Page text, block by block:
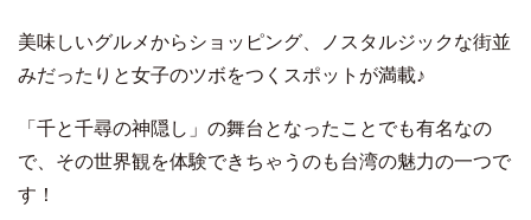
美味しいグルメからショッピング、ノスタルジックな街並
みだったりと女子のツボをつくスポットが満載♪
「千と千尋の神隠し」の舞台となったことでも有名なの
で、その世界観を体験できちゃうのも台湾の魅力の一つで
す！